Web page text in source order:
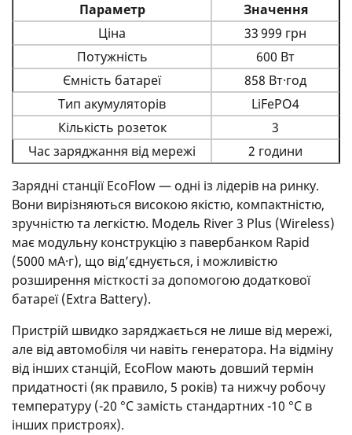
Параметр
Значення
Ціна
33 999 грн
Потужність
600 Вт
Ємність батареї
858 Вт·год
Тип акумуляторів
LiFePO4
Кількість розеток
3
Час заряджання від мережі
2 години
Зарядні станції EcoFlow — одні із лідерів на ринку.
Вони вирізняються високою якістю, компактністю,
зручністю та легкістю. Модель River 3 Plus (Wireless)
має модульну конструкцію з павербанком Rapid
(5000 мА·г), що від’єднується, і можливістю
розширення місткості за допомогою додаткової
батареї (Extra Battery).
Пристрій швидко заряджається не лише від мережі,
але від автомобіля чи навіть генератора. На відміну
від інших станцій, EcoFlow мають довший термін
придатності (як правило, 5 років) та нижчу робочу
температуру (-20 °C замість стандартних -10 °C в
інших пристроях).